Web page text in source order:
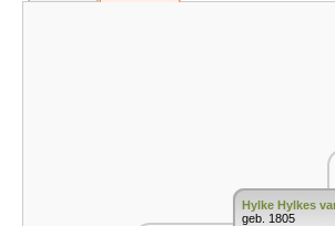
Hylke Hylkes
geb. 1805